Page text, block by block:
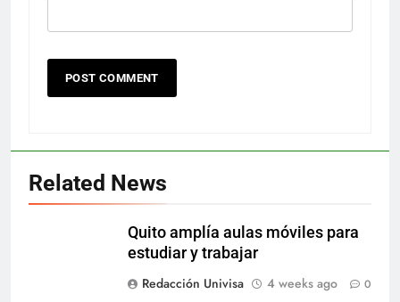
Related News
Quito amplía aulas móviles para
estudiar y trabajar
Redacción Univisa
4 weeks ago 0